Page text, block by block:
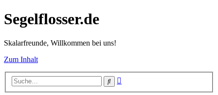
Segelflosser.de
Skalarfreunde, Willkommen bei uns!
Zum Inhalt
Suche